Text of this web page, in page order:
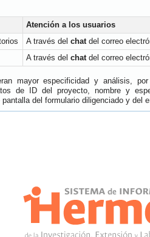
Atención a los usuarios
A través del chatdel correo
A través del chatdel correo
mayor especificidad y análisis,
de ID del proyecto, nombre y
del formulario diligenciado y del